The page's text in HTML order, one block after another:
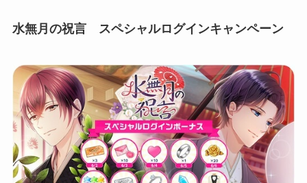
水無月の祝言 スペシャルログインキャンペーン